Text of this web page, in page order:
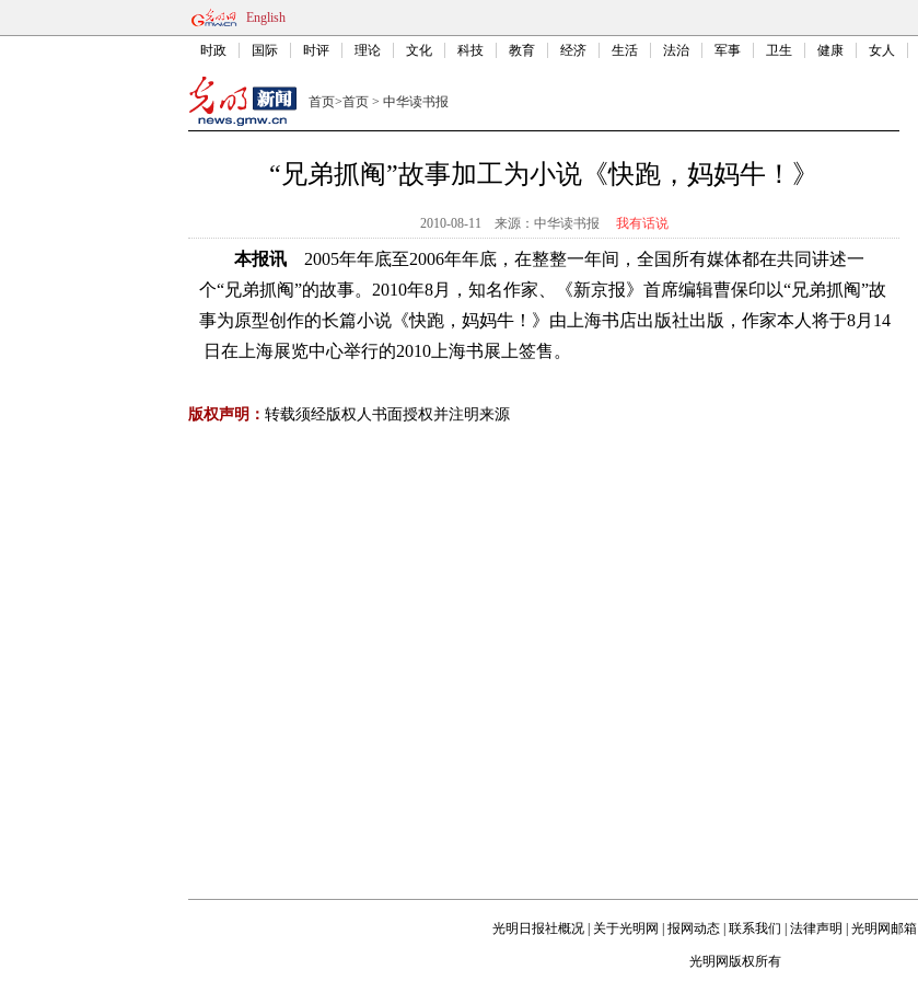
English
时政 国际 时评 理论 文化 科技 教育 经济 生活 法治 军事 卫生 健康 女人
首页>首页 > 中华读书报
“兄弟抓阄”故事加工为小说《快跑，妈妈牛！》
2010-08-11 来源：中华读书报 我有话说
本报讯 2005年年底至2006年年底，在整整一年间，全国所有媒体都在共同讲述一
个“兄弟抓阄”的故事。2010年8月，知名作家、《新京报》首席编辑曹保印以“兄弟抓阄”故
事为原型创作的长篇小说《快跑，妈妈牛！》由上海书店出版社出版，作家本人将于8月14
日在上海展览中心举行的2010上海书展上签售。
版权声明： 转载须经版权人书面授权并注明来源
光明日报社概况 关于光明网 报网动态 联系我们 法律声明 光明网邮箱
光明网版权所有